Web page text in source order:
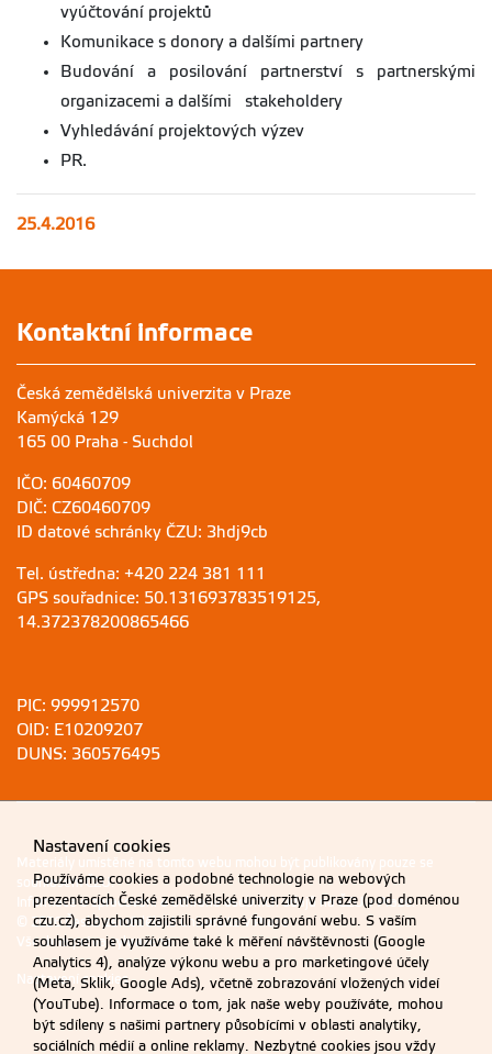
vyúčtování projektů
Komunikace s donory a dalšími partnery
Budování a posilování partnerství s partnerskými
organizacemi a dalšími stakeholdery
Vyhledávání projektových výzev
PR.
25.4.2016
Kontaktní informace
Česká zemědělská univerzita v Praze
Kamýcká 129
165 00 Praha - Suchdol
IČO: 60460709
DIČ: CZ60460709
ID datové schránky ČZU: 3hdj9cb
Tel. ústředna: +420 224 381 111
GPS souřadnice: 50.131693783519125,
14.372378200865466
PIC: 999912570
OID: E10209207
DUNS: 360576495
Materiály umístěné na tomto webu mohou být publikovány pouze se
souhlasem ČZU.
Informace o zpracování a ochraně osobních údajů na ČZU v Praze.
© 2026 Česká zemědělská univerzita v Praze
Všechna práva vyhrazena
Nastavení cookies
Nastavení cookies
Používáme cookies a podobné technologie na webových
prezentacích České zemědělské univerzity v Praze (pod doménou
czu.cz), abychom zajistili správné fungování webu. S vaším
souhlasem je využíváme také k měření návštěvnosti (Google
Analytics 4), analýze výkonu webu a pro marketingové účely
(Meta, Sklik, Google Ads), včetně zobrazování vložených videí
(YouTube). Informace o tom, jak naše weby používáte, mohou
být sdíleny s našimi partnery působícími v oblasti analytiky,
sociálních médií a online reklamy. Nezbytné cookies jsou vždy